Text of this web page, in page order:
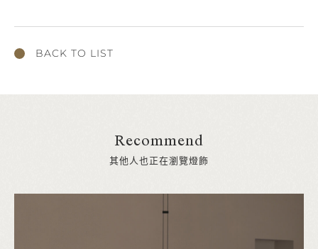
BACK TO LIST
Recommend
其他人也正在瀏覽燈飾